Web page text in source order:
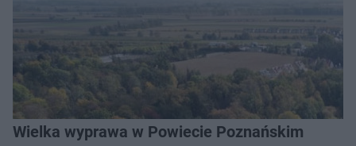
Wielka wyprawa w Powiecie Poznańskim